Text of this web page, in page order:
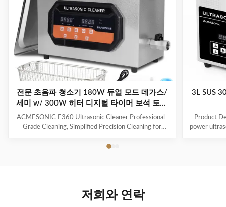
전문 초음파 청소기 180W 듀얼 모드 데가스/
세미 w/ 300W 히터 디지털 타이머 보석 도구
안구 장난감
ACMESONIC E360 Ultrasonic Cleaner Professional-
Grade Cleaning, Simplified Precision Cleaning for
Cleaner combines 180W ultrasonic power and dual-
efficiently while maintaining their integrity. Advanced
Features for Superior
3L SUS
Product
power
저희와 연락